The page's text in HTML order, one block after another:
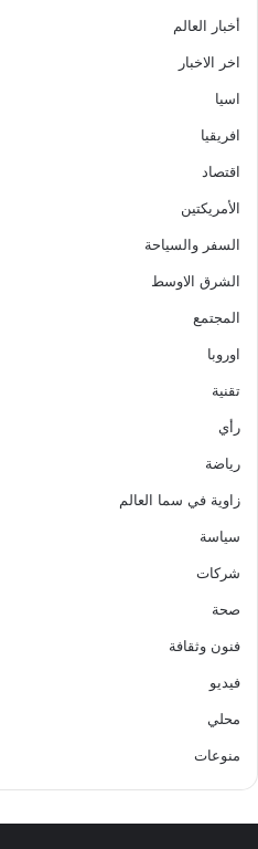
أخبار العالم
اخر الاخبار
اسيا
افريقيا
اقتصاد
الأمريكتين
السفر والسياحة
الشرق الاوسط
المجتمع
اوروبا
تقنية
رأي
رياضة
زاوية في سما العالم
سياسة
شركات
صحة
فنون وثقافة
فيديو
محلي
منوعات